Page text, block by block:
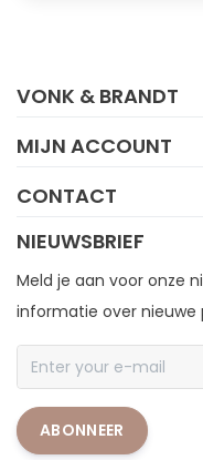
VONK & BRANDT
MIJN ACCOUNT
CONTACT
NIEUWSBRIEF
Meld je aan voor onze
informatie over nieuwe
ABONNEER